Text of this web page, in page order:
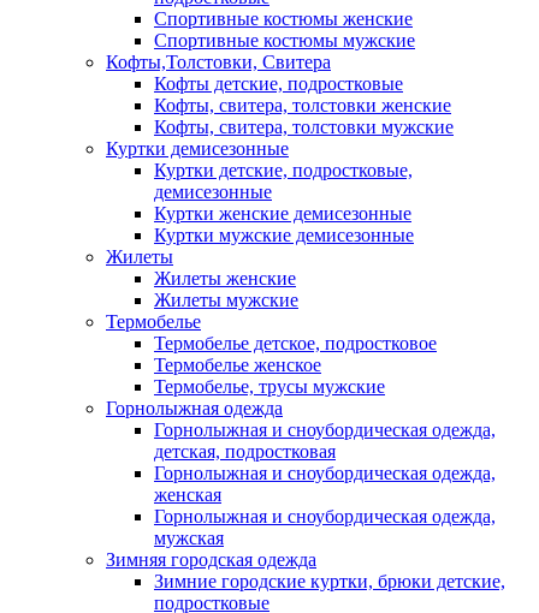
Спортивные костюмы женские
Спортивные костюмы мужские
Кофты,Толстовки, Свитера
Кофты детские, подростковые
Кофты, свитера, толстовки женские
Кофты, свитера, толстовки мужские
Куртки демисезонные
Куртки детские, подростковые,
демисезонные
Куртки женские демисезонные
Куртки мужские демисезонные
Жилеты
Жилеты женские
Жилеты мужские
Термобелье
Термобелье детское, подростковое
Термобелье женское
Термобелье, трусы мужские
Горнолыжная одежда
Горнолыжная и сноубордическая одежда,
детская, подростковая
Горнолыжная и сноубордическая одежда,
женская
Горнолыжная и сноубордическая одежда,
мужская
Зимняя городская одежда
Зимние городские куртки, брюки детские,
подростковые